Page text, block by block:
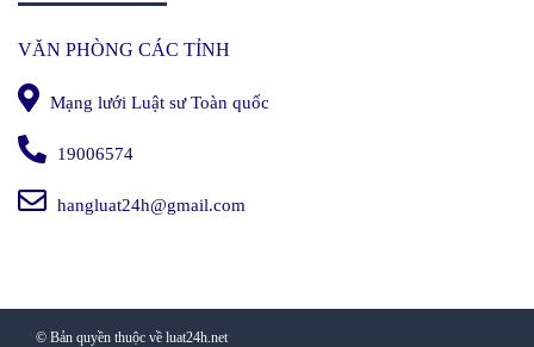
VĂN PHÒNG CÁC TỈNH
Mạng lưới Luật sư Toàn quốc
19006574
hangluat24h@gmail.com
© Bản quyền thuộc về luat24h.net